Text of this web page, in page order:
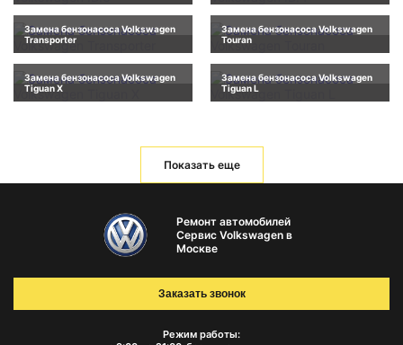
Замена бензонасоса Volkswagen
Transporter
Замена бензонасоса Volkswagen
Touran
Замена бензонасоса Volkswagen
Tiguan X
Замена бензонасоса Volkswagen
Tiguan L
Показать еще
Ремонт автомобилей
Сервис Volkswagen в
Москве
Режим работы:
Заказать звонок